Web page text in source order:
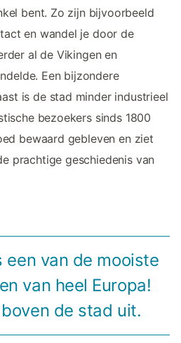
bent. Zo zijn bijvoorbeeld
en wandel je door de
al de Vikingen en
Een bijzondere
is de stad minder industrieel
bezoekers sinds 1800
bewaard gebleven en ziet
prachtige geschiedenis van
een van de mooiste
van heel Europa!
de stad uit.